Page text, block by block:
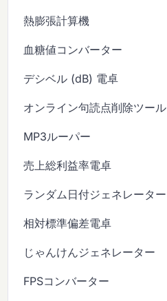
熱膨張計算機
血糖値コンバーター
デシベル (dB) 電卓
オンライン句読点削除ツール
MP3ルーパー
売上総利益率電卓
ランダム日付ジェネレーター
相対標準偏差電卓
じゃんけんジェネレーター
FPSコンバーター